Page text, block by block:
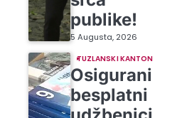
publike!
5 Augusta, 2026
TUZLANSKI KANTON
Osigurani
besplatni